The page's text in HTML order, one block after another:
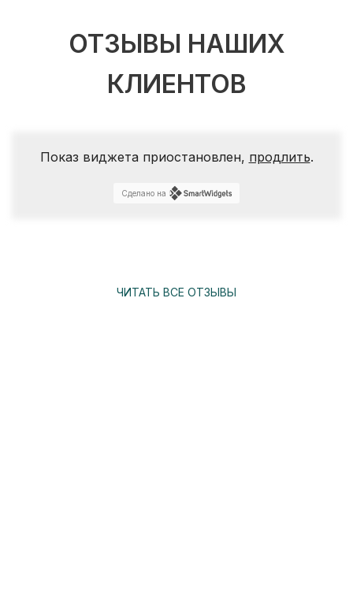
ОТЗЫВЫ НАШИХ
КЛИЕНТОВ
Показ виджета приостановлен, продлить.
Сделано на
ЧИТАТЬ ВСЕ ОТЗЫВЫ